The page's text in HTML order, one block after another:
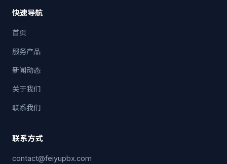
快速导航
首页
服务产品
新闻动态
关于我们
联系我们
联系方式
contact@feiyupbx.com